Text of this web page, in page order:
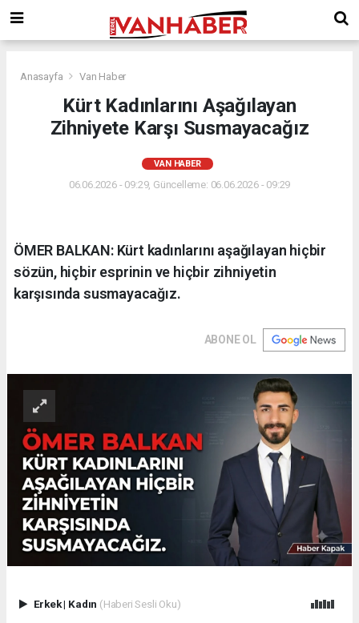
Anasayfa Van Haber
Kürt Kadınlarını Aşağılayan
Zihniyete Karşı Susmayacağız
VAN HABER
06.06.2026 - 09:29, Güncelleme: 06.06.2026 - 09:29
ÖMER BALKAN: Kürt kadınlarını aşağılayan hiçbir
sözün, hiçbir esprinin ve hiçbir zihniyetin
karşısında susmayacağız.
ABONE OL
Erkek| Kadın (Haberi Sesli Oku)